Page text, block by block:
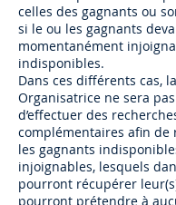
celles des gagnants ou
si le ou les gagnants
momentanément
indisponibles.
Dans ces différents cas,
Organisatrice ne sera
d’effectuer des
complémentaires afin de
les gagnants
injoignables, lesquels
pourront récupérer
pourront prétendre à